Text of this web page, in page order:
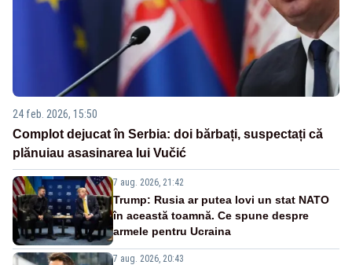
24 feb. 2026, 15:50
Complot dejucat în Serbia: doi bărbați, suspectați că
plănuiau asasinarea lui Vučić
7 aug. 2026, 21:42
Trump: Rusia ar putea lovi un stat NATO
în această toamnă. Ce spune despre
armele pentru Ucraina
7 aug. 2026, 20:43